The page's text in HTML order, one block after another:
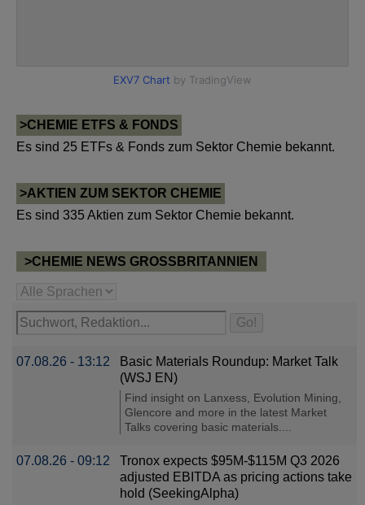
>CHEMIE ETFS & FONDS
Es sind 25 ETFs & Fonds zum Sektor Chemie bekannt.
>AKTIEN ZUM SEKTOR CHEMIE
Es sind 335 Aktien zum Sektor Chemie bekannt.
>CHEMIE NEWS GROSSBRITANNIEN
07.08.26 - 13:12
Basic Materials Roundup: Market Talk
(WSJ EN)
Find insight on Lanxess, Evolution Mining,
Glencore and more in the latest Market
Talks covering basic materials....
07.08.26 - 09:12
Tronox expects $95M-$115M Q3 2026
adjusted EBITDA as pricing actions take
hold (SeekingAlpha)